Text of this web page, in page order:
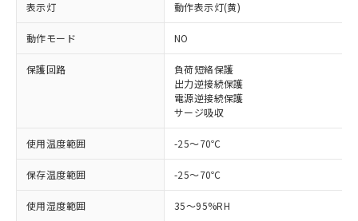
表示灯 動作表示灯(黄)
動作モード NO
保護回路
負荷短絡保護
出力逆接続保護
電源逆接続保護
サージ吸収
使用温度範囲 -25～70℃
保存温度範囲 -25～70℃
使用湿度範囲 35～95%RH
ご利用条件
以下の条件をお読みいただき、同意のうえ
ご利用ください。
※1 対応状況
対応済み：EU RoHS指令（10物質）の
非含有に対応した製品が提供可能な商品で
対応予定：EU RoHS指令（10物質）の非含
有に対応した製品に切り替える予定のある
対応予定なし：EU RoHS指令（10物質）の
非含有に非対応の商品で、対応品を出す予
定はありません。